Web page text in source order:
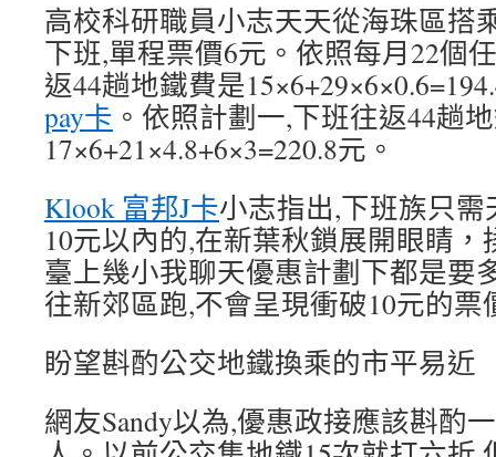
高校科研職員小志天天從海珠區搭
下班,單程票價6元。依照每月22個
返44趟地鐵費是
pay卡 。依照計劃一,下班往返44趟
17×6+21×4.8+6×3=220.8元。
Klook 富邦J卡小志指出,下班族只
10元以內的,在新葉秋鎖展開眼睛
臺上幾小我聊天優惠計劃下都是要
往新郊區跑,不會呈現衝破10元的票
盼望斟酌公交地鐵換乘的市平易近
網友Sandy以為,優惠政接應該斟酌